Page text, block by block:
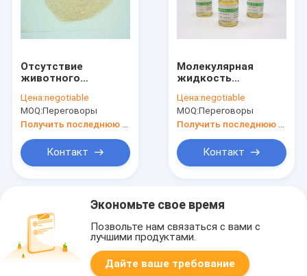
Отсутствие
животного
стабилизатора rHSA
рекомбинатного
человеческого
свободного
Цена:negotiable
MOQ:Переговоры
Контакт
Молекулярная
жидкость
сыворотки веса 65
KD рекомбинатная
человеческая в
Цена:negotiable
MOQ:Переговоры
Контакт
Экономьте свое время
Позвольте нам связаться с вами с
лучшими продуктами.
Дайте ваше требование